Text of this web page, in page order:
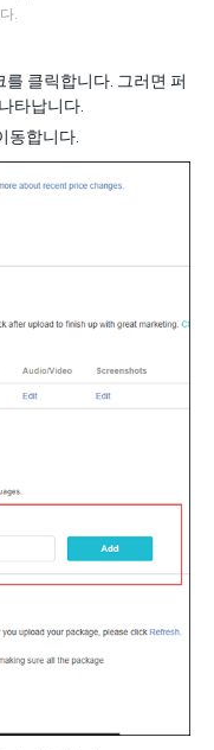
.
클릭합니다. 그러면 퍼
타납니다.
동합니다.